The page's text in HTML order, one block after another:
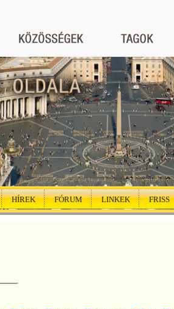
HÍREK FÓRUM LINKEK FRISS